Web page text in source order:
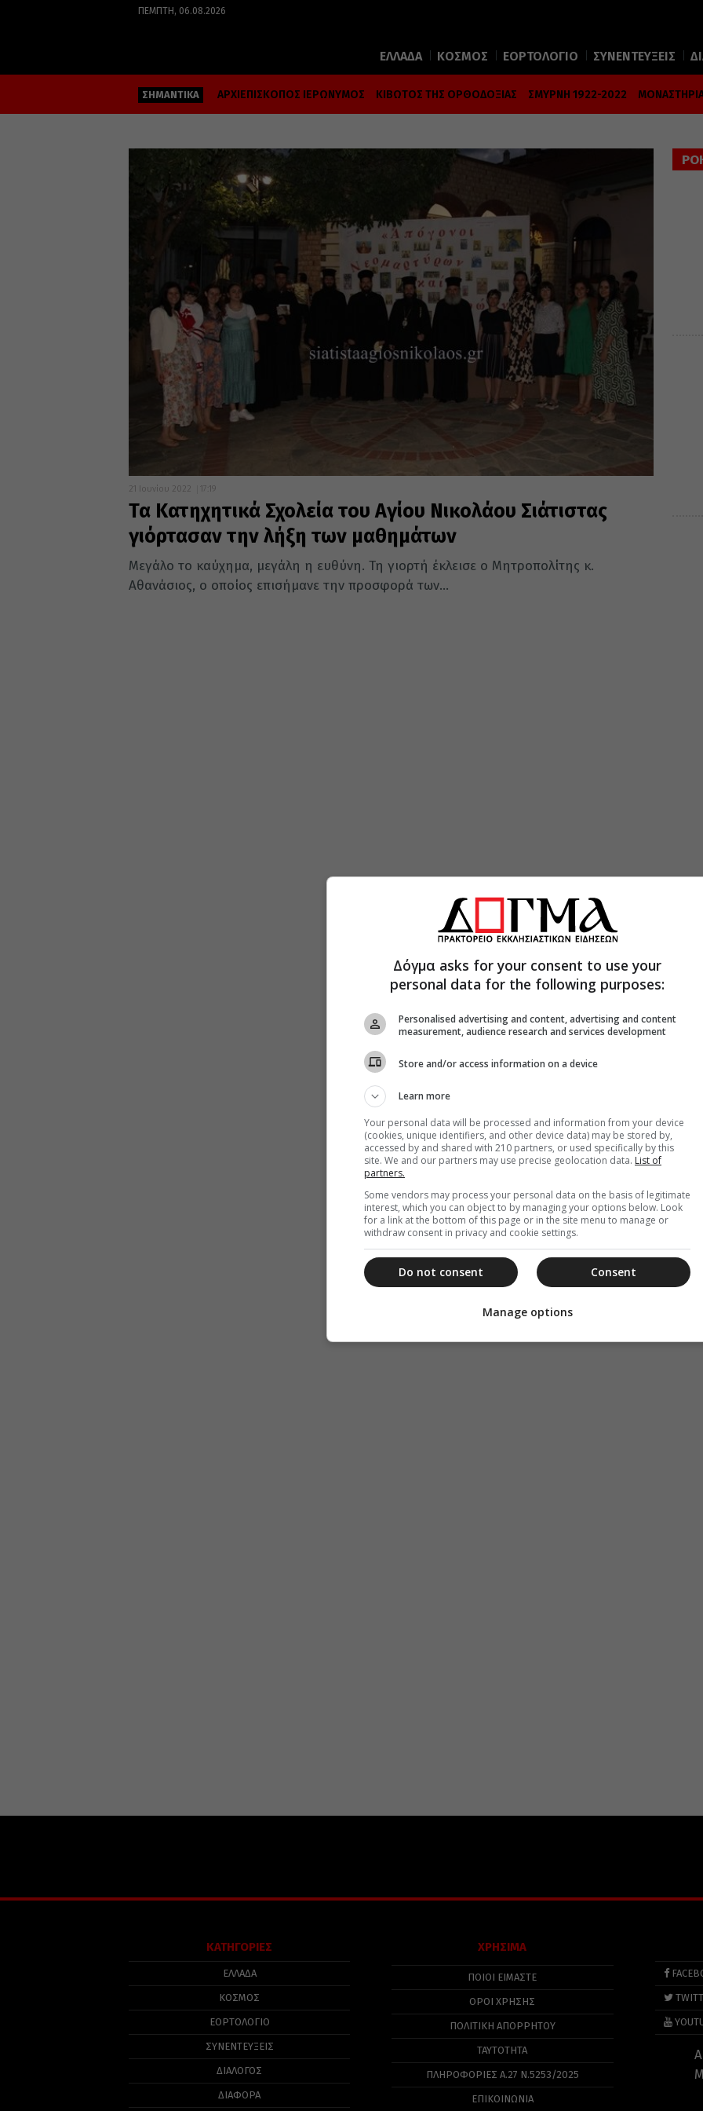
ΠΈΜΠΤΗ, 06.08.2026
ΕΛΛΑΔΑ ΚΟΣΜΟΣ ΕΟΡΤΟΛΟΓΙΟ ΣΥΝΕΝΤΕΥΞΕΙΣ
ΣΗΜΑΝΤΙΚΑ ΑΡΧΙΕΠΙΣΚΟΠΟΣ ΙΕΡΩΝΥΜΟΣ ΚΙΒΩΤΟΣ ΤΗΣ ΟΡΘΟΔΟΞΙΑΣ ΣΜΥΡΝΗ 1922-2022
21 Ιουνίου 2022 17:19
Τα Κατηχητικά Σχολεία του Αγίου Νικολάου Σιάτιστας
γιόρτασαν την λήξη των μαθημάτων
Μεγάλο το καύχημα, μεγάλη η ευθύνη. Τη γιορτή έκλεισε ο Μητροπολίτης κ.
Αθανάσιος, ο οποίος επισήμανε την προσφορά των...
ΚΑΤΗΓΟΡΙΕΣ
ΕΛΛΑΔΑ
ΚΟΣΜΟΣ
ΕΟΡΤΟΛΟΓΙΟ
ΣΥΝΕΝΤΕΥΞΕΙΣ
ΔΙΑΛΟΓΟΣ
ΔΙΑΦΟΡΑ
ΧΡΗΣΙΜΑ
ΠΟΙΟΙ ΕΙΜΑΣΤΕ
ΟΡΟΙ ΧΡΗΣΗΣ
ΠΟΛΙΤΙΚΉ ΑΠΟΡΡΉΤΟΥ
ΤΑΥΤΟΤΗΤΑ
ΠΛΗΡΟΦΟΡΊΕΣ Α.27 Ν.5253/2025
ΕΠΙΚΟΙΝΩΝΙΑ
Δόγμα asks for your consent to use your
personal data for the following purposes:
Personalised advertising and content, advertising and content
measurement, audience research and services development
Store and/or access information on a device
Learn more
Your personal data will be processed and information from your device
(cookies, unique identifiers, and other device data) may be stored by,
accessed by and shared with 210 partners, or used specifically by this
site. We and our partners may use precise geolocation data. List of
partners.
Some vendors may process your personal data on the basis of legitimate
interest, which you can object to by managing your options below. Look
for a link at the bottom of this page or in the site menu to manage or
withdraw consent in privacy and cookie settings.
Consent
Do not consent
Manage options